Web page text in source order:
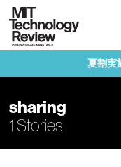
夏割実
sharing
1 Stories